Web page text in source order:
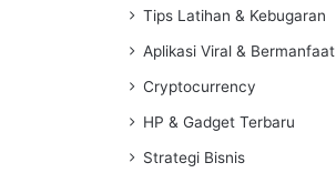
Tips Latihan & Kebugaran
Aplikasi Viral & Bermanfaat
Cryptocurrency
HP & Gadget Terbaru
Strategi Bisnis